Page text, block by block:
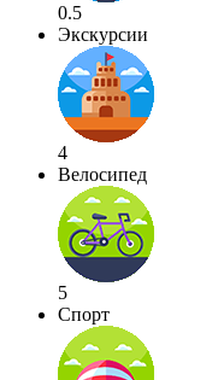
0.5
Экскурсии
4
Велосипед
5
Спорт